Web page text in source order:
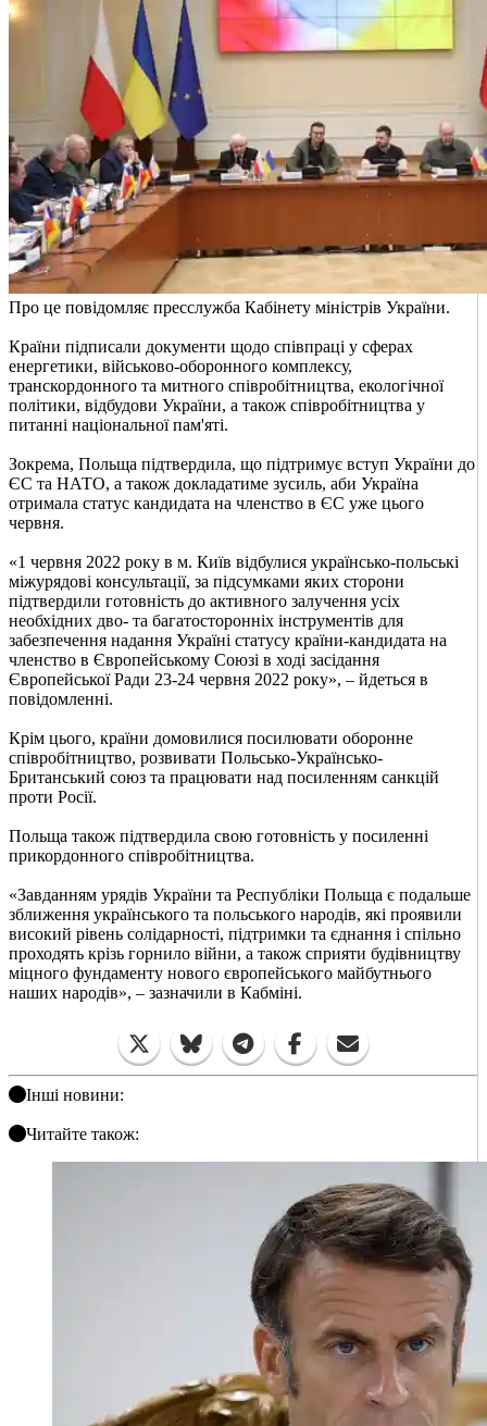
Про це повідомляє пресслужба Кабінету міністрів України.
Країни підписали документи щодо співпраці у сферах
енергетики, військово-оборонного комплексу,
транскордонного та митного співробітництва, екологічної
політики, відбудови України, а також співробітництва у
питанні національної пам'яті.
Зокрема, Польща підтвердила, що підтримує вступ України до
ЄС та НАТО, а також докладатиме зусиль, аби Україна
отримала статус кандидата на членство в ЄС уже цього
червня.
«1 червня 2022 року в м. Київ відбулися українсько-польські
міжурядові консультації, за підсумками яких сторони
підтвердили готовність до активного залучення усіх
необхідних дво- та багатосторонніх інструментів для
забезпечення надання Україні статусу країни-кандидата на
членство в Європейському Союзі в ході засідання
Європейської Ради 23-24 червня 2022 року», – йдеться в
повідомленні.
Крім цього, країни домовилися посилювати оборонне
співробітництво, розвивати Польсько-Українсько-
Британський союз та працювати над посиленням санкцій
проти Росії.
Польща також підтвердила свою готовність у посиленні
прикордонного співробітництва.
«Завданням урядів України та Республіки Польща є подальше
зближення українського та польського народів, які проявили
високий рівень солідарності, підтримки та єднання і спільно
проходять крізь горнило війни, а також сприяти будівництву
міцного фундаменту нового європейського майбутнього
наших народів», – зазначили в Кабміні.
Інші новини:
Читайте також: